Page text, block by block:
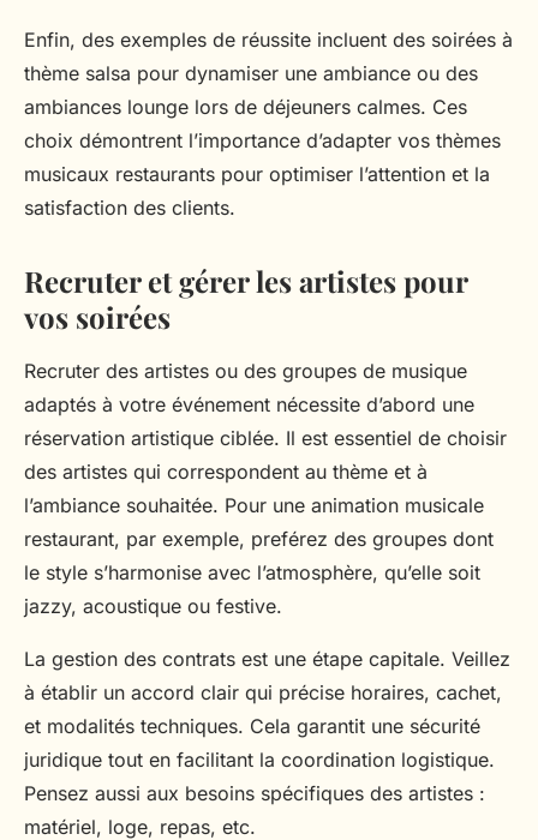
Enfin, des exemples de réussite incluent des soirées à
thème salsa pour dynamiser une ambiance ou des
ambiances lounge lors de déjeuners calmes. Ces
choix démontrent l’importance d’adapter vos thèmes
musicaux restaurants pour optimiser l’attention et la
satisfaction des clients.
Recruter et gérer les artistes pour
vos soirées
Recruter des artistes ou des groupes de musique
adaptés à votre événement nécessite d’abord une
réservation artistique ciblée. Il est essentiel de choisir
des artistes qui correspondent au thème et à
l’ambiance souhaitée. Pour une animation musicale
restaurant, par exemple, preférez des groupes dont
le style s’harmonise avec l’atmosphère, qu’elle soit
jazzy, acoustique ou festive.
La gestion des contrats est une étape capitale. Veillez
à établir un accord clair qui précise horaires, cachet,
et modalités techniques. Cela garantit une sécurité
juridique tout en facilitant la coordination logistique.
Pensez aussi aux besoins spécifiques des artistes :
matériel, loge, repas, etc.